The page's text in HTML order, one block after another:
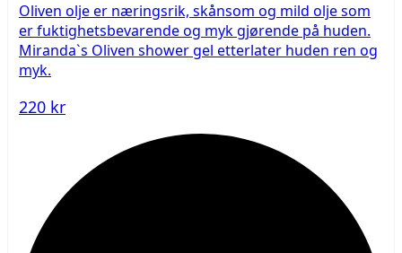
Oliven olje er næringsrik, skånsom og mild olje som
er fuktighetsbevarende og myk gjørende på huden.
Miranda`s Oliven shower gel etterlater huden ren og
myk.
220 kr